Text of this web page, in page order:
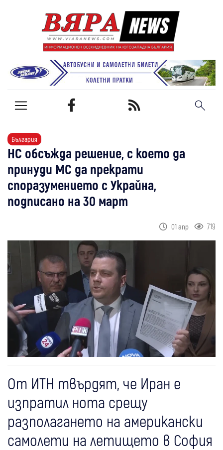
България
НС обсъжда решение, с което да
принуди МС да прекрати
споразумението с Украйна,
подписано на 30 март
01 апр 719
От ИТН твърдят, че Иран е
изпратил нота срещу
разполагането на американски
самолети на летището в София